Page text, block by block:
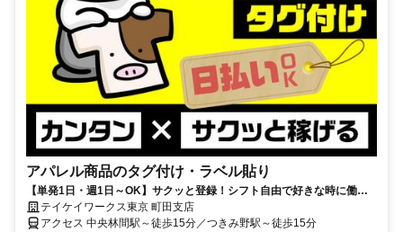
アパレル商品のタグ付け・ラベル貼り
【単発1日・週1日～OK】サクッと登録！シフト自由で好きな時に働け
る♪扶養内・WワークOK！日払い◎
テイケイワークス東京 町田支店
アクセス 中央林間駅～徒歩15分／つきみ野駅～徒歩15分